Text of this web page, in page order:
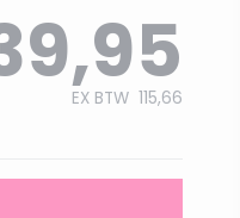
EX BTW 115,66